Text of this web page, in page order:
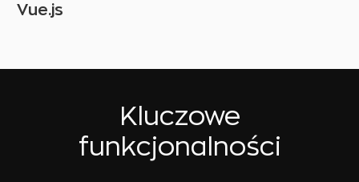
Vue.js
Kluczowe
funkcjonalności